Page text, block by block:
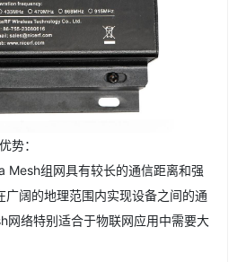
势：
Mesh组网具有较长的通信距离和强
广阔的地理范围内实现设备之间的通
网络特别适合于物联网应用中需要大